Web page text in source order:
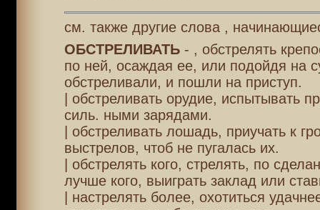
см. также другие слова ,
ОБСТРЕЛИВАТЬ- , обстрелять
по ней, осаждая ее, или подойдя на
обстреливали, и пошли на приступ.
| обстреливать орудие, испытывать
силь. ными зарядами.
| обстреливать лошадь, приучать к
выстрелов, чтоб не пугалась их.
| обстрелять кого, стрелять, по
лучше кого, выиграть заклад или
| настрелять более, охотиться